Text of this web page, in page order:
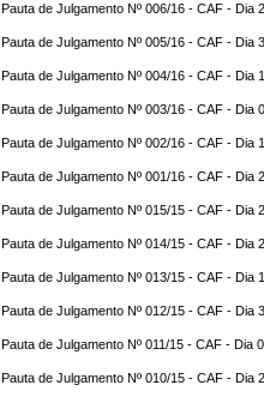
Pauta de Julgamento Nº 006/16 - CAF - Dia
Pauta de Julgamento Nº 005/16 - CAF - Dia
Pauta de Julgamento Nº 004/16 - CAF - Dia
Pauta de Julgamento Nº 003/16 - CAF - Dia
Pauta de Julgamento Nº 002/16 - CAF - Dia
Pauta de Julgamento Nº 001/16 - CAF - Dia
Pauta de Julgamento Nº 015/15 - CAF - Dia
Pauta de Julgamento Nº 014/15 - CAF - Dia
Pauta de Julgamento Nº 013/15 - CAF - Dia
Pauta de Julgamento Nº 012/15 - CAF - Dia
Pauta de Julgamento Nº 011/15 - CAF - Dia
Pauta de Julgamento Nº 010/15 - CAF - Dia